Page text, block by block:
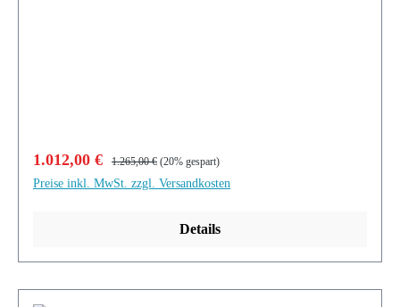
Verkaufspreis:
1.012,00 € Regulärer Preis:
1.265,00 € (20% gespart)
Preise inkl. MwSt. zzgl. Versandkosten
Details